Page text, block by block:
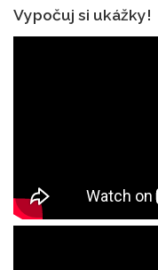
Vypočuj si ukážky!